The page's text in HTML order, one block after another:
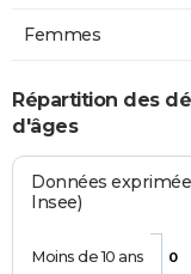
Femmes
Répartition des
d'âges
Données
Insee)
0
Moins de 10 ans